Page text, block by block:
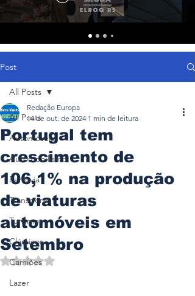
Post
All Posts
Automóveis
Automobilismo
Ferrovia
Transporte
Turismo
Clássicos
Camiões
Lazer
All Posts
Portugal tem
crescimento de
106,1% na produção
de viaturas
automóveis em
Setembro
Redação Europa
14 de out. de 2024 1 min de leitura
Avaliado com NaN de 5 estrelas.